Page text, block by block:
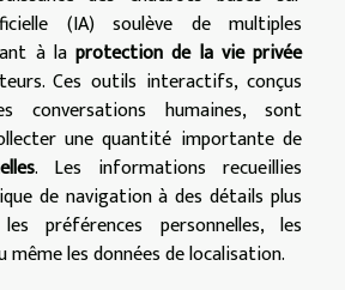
(IA) soulève de multiples
à la protection de la vie privée
Ces outils interactifs, conçus
conversations humaines, sont
une quantité importante de
. Les informations recueillies
de navigation à des détails plus
préférences personnelles, les
même les données de localisation.